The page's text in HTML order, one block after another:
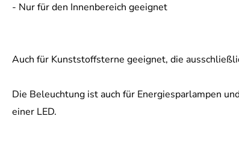
- Nur für den Innenbereich geeignet
Auch für Kunststoffsterne geeignet, die
Die Beleuchtung ist auch für Energiesparlampen
einer LED.